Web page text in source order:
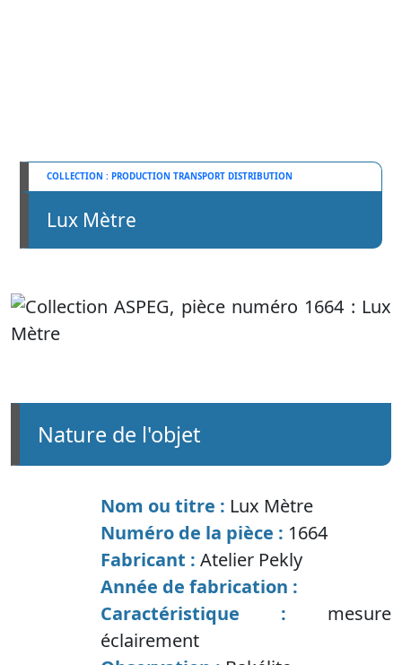
PRODUCTION TRANSPORT DISTRIBUTION
Lux Mètre
nature de l'objet
Nom ou titre : Lux Mètre
Numéro de la pièce : 1664
Fabricant : Atelier Pekly
Année de fabrication :
Caractéristique : mesure
éclairement